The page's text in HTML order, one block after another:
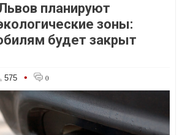
планируют
зоны:
будет закрыт
575 • 0